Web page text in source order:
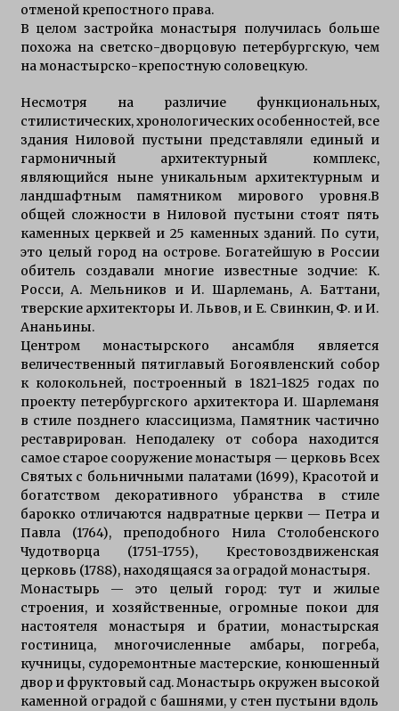
отменой крепостного права.
В целом застройка монастыря получилась больше
похожа на светско-дворцовую петербургскую, чем
на монастырско-крепостную соловецкую.
Несмотря на различие функциональных,
стилистических, хронологических особенностей, все
здания Ниловой пустыни представляли единый и
гармоничный архитектурный комплекс,
являющийся ныне уникальным архитектурным и
ландшафтным памятником мирового уровня.В
общей сложности в Ниловой пустыни стоят пять
каменных церквей и 25 каменных зданий. По сути,
это целый город на острове. Богатейшую в России
обитель создавали многие известные зодчие: К.
Росси, А. Мельников и И. Шарлемань, А. Баттани,
тверские архитекторы И. Львов, и Е. Свинкин, Ф. и И.
Ананьины.
Центром монастырского ансамбля является
величественный пятиглавый Богоявленский собор
к колокольней, построенный в 1821-1825 годах по
проекту петербургского архитектора И. Шарлеманя
в стиле позднего классицизма, Памятник частично
реставрирован. Неподалеку от собора находится
самое старое сооружение монастыря — церковь Всех
Святых с больничными палатами (1699), Красотой и
богатством декоративного убранства в стиле
барокко отличаются надвратные церкви — Петра и
Павла (1764), преподобного Нила Столобенского
Чудотворца (1751-1755), Крестовоздвиженская
церковь (1788), находящаяся за оградой монастыря.
Монастырь — это целый город: тут и жилые
строения, и хозяйственные, огромные покои для
настоятеля монастыря и братии, монастырская
гостиница, многочисленные амбары, погреба,
кучницы, судоремонтные мастерские, конюшенный
двор и фруктовый сад. Монастырь окружен высокой
каменной оградой с башнями, у стен пустыни вдоль